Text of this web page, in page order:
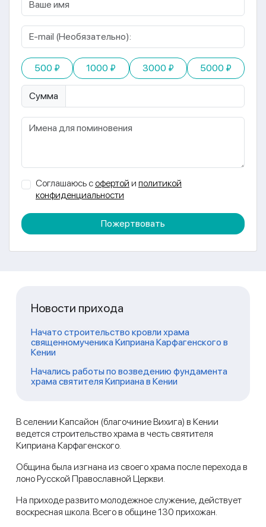
500 ₽ 1000 ₽ 3000 ₽ 5000 ₽
Сумма
Соглашаюсь с офертой и политикой
конфиденциальности
Пожертвовать
Новости прихода
Начато строительство кровли храма
священномученика Киприана Карфагенского в
Кении
Начались работы по возведению фундамента
храма святителя Киприана в Кении
В селении Капсайон (благочиние Вихига) в Кении
ведется строительство храма в честь святителя
Киприана Карфагенского.
Община была изгнана из своего храма после перехода в
лоно Русской Православной Церкви.
На приходе развито молодежное служение, действует
воскресная школа. Всего в общине 130 прихожан.